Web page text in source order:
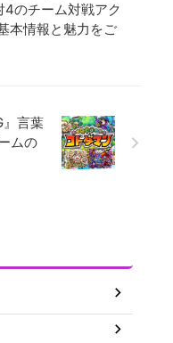
のチーム対戦アク
本情報と魅力をご
』言葉
ムの